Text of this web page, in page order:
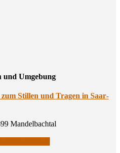
und Umgebung
Stil­len und Tra­gen in Saar­
Mandelbachtal